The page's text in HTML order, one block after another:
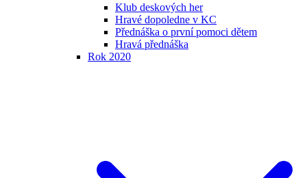
Klub deskových her
Hravé dopoledne v KC
Přednáška o první pomoci dětem
Hravá přednáška
Rok 2020